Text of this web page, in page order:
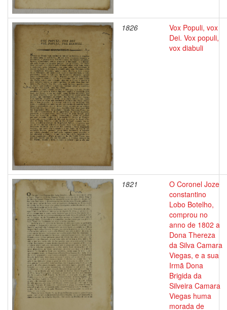
1826
Vox Populi, vox
Dei. Vox populi,
vox diabuli
1821
O Coronel Joze
constantino
Lobo Botelho,
comprou no
anno de 1802 a
Dona Thereza
da Silva Camara
Viegas, e a sua
Irmã Dona
Brigida da
Silveira Camara
Viegas huma
morada de